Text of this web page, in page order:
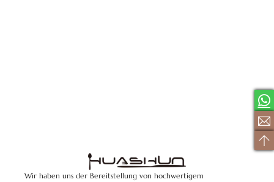
Wir haben uns der Bereitstellung von hochwertigem